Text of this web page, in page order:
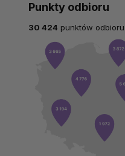
Punkty odbioru
30 424 punktów